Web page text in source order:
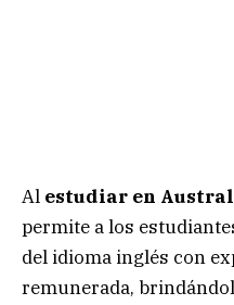
Al estudiar en
permite a los
del idioma inglés con
remunerada,